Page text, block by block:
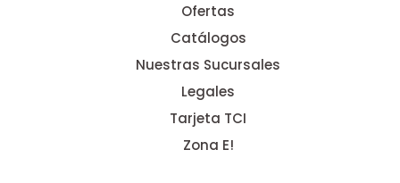
Ofertas
Catálogos
Nuestras Sucursales
Legales
Tarjeta TCI
Zona E!